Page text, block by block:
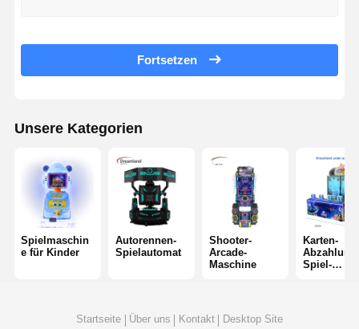
Alle Fälle Referenzen
Spielmaschine für Kinder
Autorennen-Spielautomat
Shooter-Arcade-Maschine
Karten-Abzahlungs-Spiel-Maschine
Fortsetzen
Unsere Kategorien
Spielmaschin
e für Kinder
Autorennen-
Spielautomat
Shooter-
Arcade-
Maschine
Karten-
Spiel-
Startseite Über uns Kontakt Desktop Site